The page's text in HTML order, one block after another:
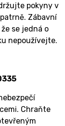
pokyny v
Zábavní
se jedná o
nepoužívejte.
Chraňte